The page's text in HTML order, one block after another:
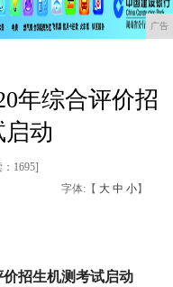
广告
年综合评价招
动
：1695]
字体:【 大 中 小】
招生机测考试启动